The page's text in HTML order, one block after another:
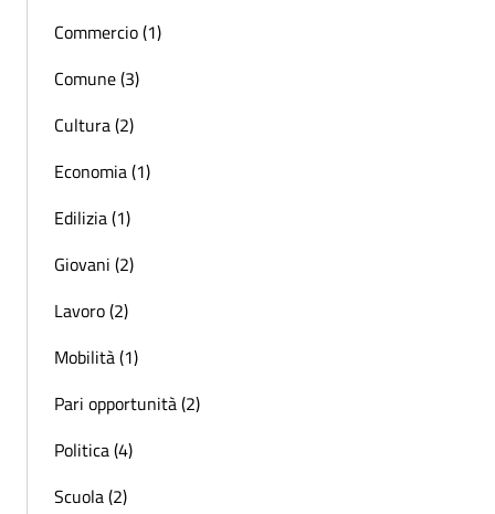
Commercio (1)
Comune (3)
Cultura (2)
Economia (1)
Edilizia (1)
Giovani (2)
Lavoro (2)
Mobilità (1)
Pari opportunità (2)
Politica (4)
Scuola (2)